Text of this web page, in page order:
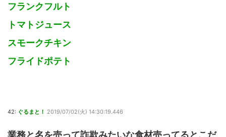
フランクフルト
トマトジュース
スモークチキン
フライドポテト
42: ぐるまと！ 2019/07/02(火) 14:30:19.446
業務と名を売って詐欺みたいな食材売ってるとこだ